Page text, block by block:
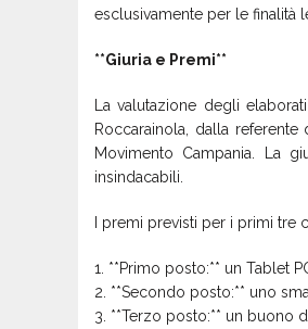
esclusivamente per le finalità
**Giuria e Premi**
La valutazione degli
Roccarainola, dalla
Movimento Campania. La
insindacabili.
I premi previsti per i primi tre
1. **Primo posto:** un Tablet
2. **Secondo posto:** uno
3. **Terzo posto:** un buono